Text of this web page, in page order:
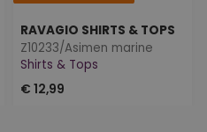
RAVAGIO SHIRTS & TOPS
Z10233/Asimen marine
Shirts & Tops
€ 12,99